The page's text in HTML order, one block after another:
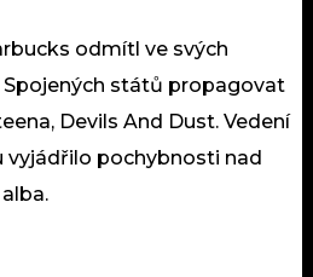
odmítl ve svých
států propagovat
Devils And Dust. Vedení
vyjádřilo pochybnosti nad